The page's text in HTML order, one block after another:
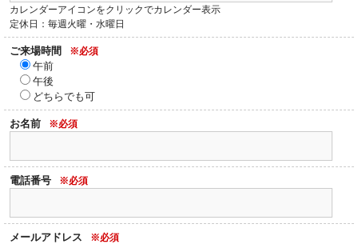
カレンダーアイコンをクリックでカレンダー表示
定休日：毎週火曜・水曜日
ご来場時間 ※必須
午前
午後
どちらでも可
お名前 ※必須
電話番号 ※必須
メールアドレス ※必須